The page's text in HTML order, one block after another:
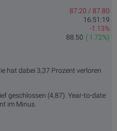
87.20 / 87.80
16:51:19
-1.13%
( 1.72%)
88.50
hat dabei 3,37 Prozent verloren
geschlossen (4,87). Year-to-date
im Minus.